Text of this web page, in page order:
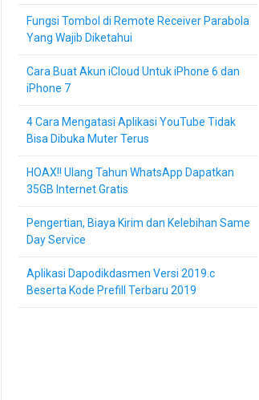
Fungsi Tombol di Remote Receiver Parabola
Yang Wajib Diketahui
Cara Buat Akun iCloud Untuk iPhone 6 dan
iPhone 7
4 Cara Mengatasi Aplikasi YouTube Tidak
Bisa Dibuka Muter Terus
HOAX!! Ulang Tahun WhatsApp Dapatkan
35GB Internet Gratis
Pengertian, Biaya Kirim dan Kelebihan Same
Day Service
Aplikasi Dapodikdasmen Versi 2019.c
Beserta Kode Prefill Terbaru 2019